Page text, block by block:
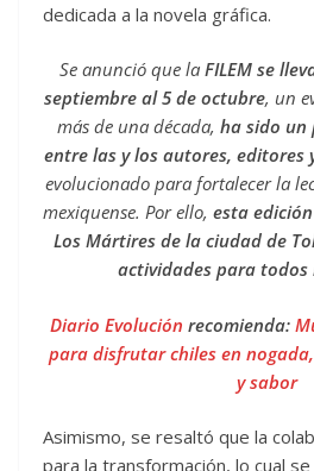
dedicada a la novela gráfica.
Se anunció que la FILEM se
septiembre al 5 de octubre, un
más de una década, ha sido un
entre las y los autores, editores
evolucionado para fortalecer la
mexiquense. Por ello, esta
Los Mártires de la ciudad de
actividades para todos
Diario Evolución recomienda:
para disfrutar chiles en
y sabor
Asimismo, se resaltó que la
para la transformación, lo cual